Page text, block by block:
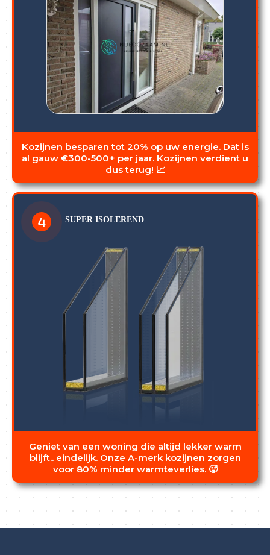
Kozijnen besparen tot 20% op uw energie. Dat is
al gauw €300-500+ per jaar. Kozijnen verdient u
dus terug! 📈
4 SUPER ISOLEREND
Geniet van een woning die altijd lekker warm
blijft.. eindelijk. Onze A-merk kozijnen zorgen
voor 80% minder warmteverlies. 🥵